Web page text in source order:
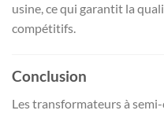
usine, ce qui garantit la
compétitifs.
Conclusion
Les transformateurs à